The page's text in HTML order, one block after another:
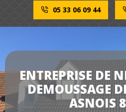
05 33 06 09 44
ENTREPRISE DE
DEMOUSSAGE
ASNOIS